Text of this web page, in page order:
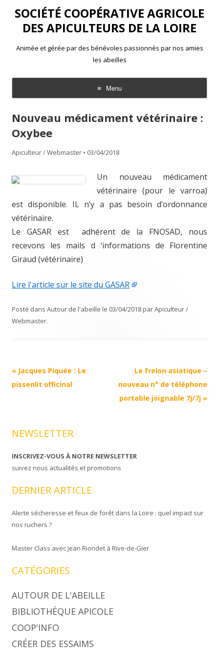
SOCIÉTÉ COOPÉRATIVE AGRICOLE
DES APICULTEURS DE LA LOIRE
Animée et gérée par des bénévoles passionnés par nos amies
les abeilles
Menu
Aller
contenu
Nouveau médicament vétérinaire :
Oxybee
Apiculteur / Webmaster • 03/04/2018
Un nouveau médicament
vétérinaire (pour le varroa)
est disponible. IL n’y a pas besoin d’ordonnance
vétérinaire.
Le GASAR est adhérent de la FNOSAD, nous
recevons les mails d ‘informations de Florentine
Giraud (vétérinaire)
Lire l'article sur le site du GASAR
Posté dans Autour de l'abeille le 03/04/2018parApiculteur /
Webmaster.
Navigation
Article
« Jacques Piquée : Le
pissenlit officinal
Le frelon asiatique –
nouveau n° de téléphone
portable joignable 7j/7j »
NEWSLETTER
INSCRIVEZ-VOUS À NOTRE NEWSLETTER
suivez nous actualités et promotions
DERNIER ARTICLE
Alerte sécheresse et feux de forêt dans la Loire : quel impact sur
nos ruchers ?
Master Class avec Jean Riondet à Rive-de-Gier
CATÉGORIES
AUTOUR DE L'ABEILLE
BIBLIOTHÈQUE APICOLE
COOP'INFO
CRÉER DES ESSAIMS